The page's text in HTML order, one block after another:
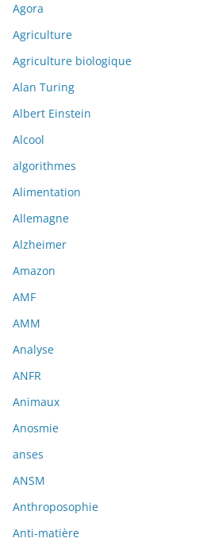
Agora
Agriculture
Agriculture biologique
Alan Turing
Albert Einstein
Alcool
algorithmes
Alimentation
Allemagne
Alzheimer
Amazon
AMF
AMM
Analyse
ANFR
Animaux
Anosmie
anses
ANSM
Anthroposophie
Anti-matière